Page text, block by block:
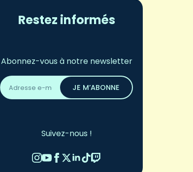
Restez informés
Abonnez-vous à notre newsletter
Adresse
email
*
JE M’ABONNE
Suivez-nous !